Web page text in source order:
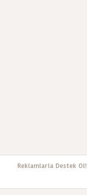
Reklamlarla Destek Ol!